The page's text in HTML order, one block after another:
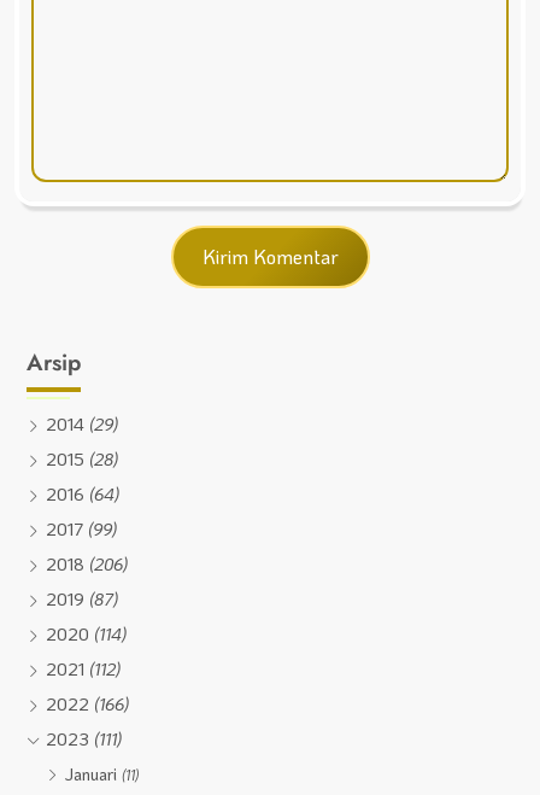
Arsip
2014 (29)
2015 (28)
2016 (64)
2017 (99)
2018 (206)
2019 (87)
2020 (114)
2021 (112)
2022 (166)
2023 (111)
Januari(11)